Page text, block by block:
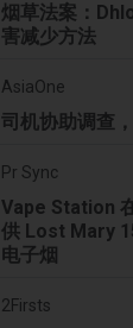
烟草法案：
害减少方法
AsiaOne
司机协助调查
Pr Sync
Vape Station
供 Lost Mary
电子烟
2Firsts